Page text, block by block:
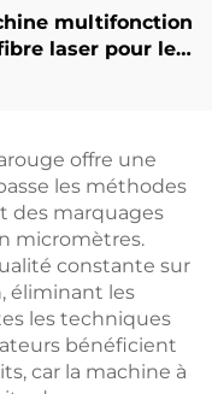
multifonction
laser pour le
offre une
les méthodes
des marquages
micromètres.
constante sur
éliminant les
les techniques
bénéficient
car la machine à